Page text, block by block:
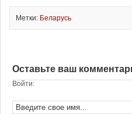
Метки: Беларусь
Оставьте ваш
Войти: